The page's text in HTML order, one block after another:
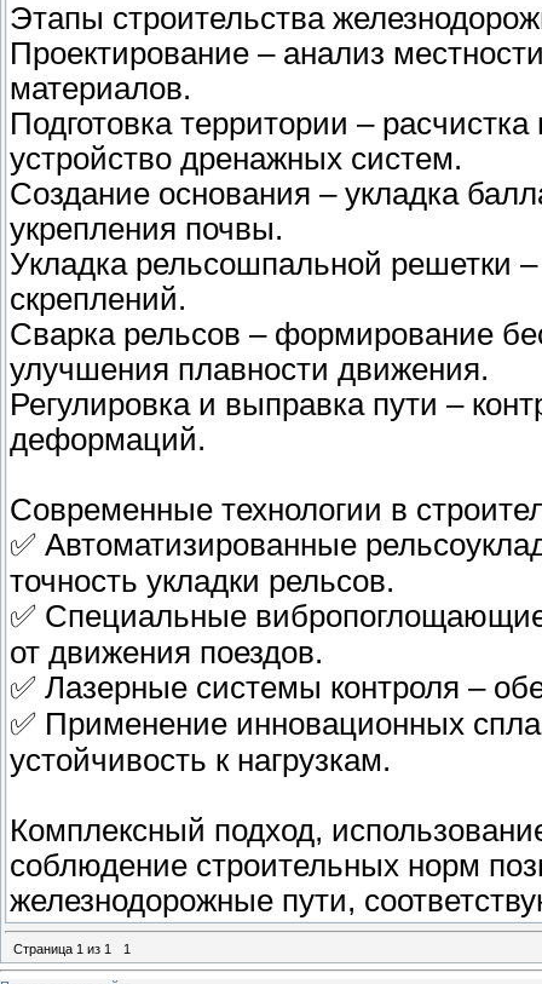
Этапы строительства
Проектирование – анализ
материалов.
Подготовка территории –
устройство дренажных систем.
Создание основания – укладка
укрепления почвы.
Укладка рельсошпальной решетки
скреплений.
Сварка рельсов – формирование
улучшения плавности движения.
Регулировка и выправка пути –
деформаций.
Современные технологии в
✅ Автоматизированные
точность укладки рельсов.
✅ Специальные
от движения поездов.
✅ Лазерные системы контроля –
✅ Применение инновационных
устойчивость к нагрузкам.
Комплексный подход,
соблюдение строительных норм
железнодорожные пути,
Страница 1 из 1 1